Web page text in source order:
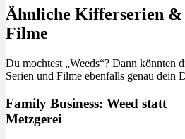
Ähnliche Kifferserien &
Filme
Du mochtest „Weeds“? Dann könnten
Serien und Filme ebenfalls genau dein
Family Business: Weed statt
Metzgerei